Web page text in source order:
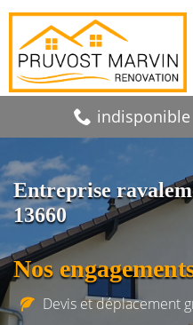
indisponible
Entreprise
13660
Nos
Devis et déplacement